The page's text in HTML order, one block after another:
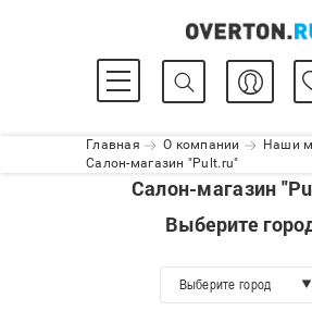
Главная О компании
Наши
Салон-магазин "Pult.ru"
Салон-магазин
Выберите
Выберите город